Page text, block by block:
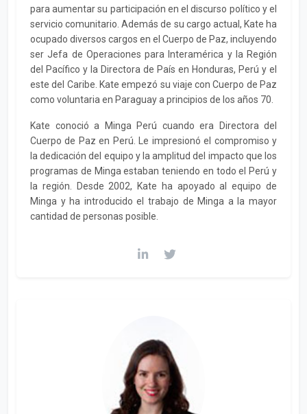
para aumentar su participación en el discurso político y el
servicio comunitario. Además de su cargo actual, Kate ha
ocupado diversos cargos en el Cuerpo de Paz, incluyendo
ser Jefa de Operaciones para Interamérica y la Región
del Pacífico y la Directora de País en Honduras, Perú y el
este del Caribe. Kate empezó su viaje con Cuerpo de Paz
como voluntaria en Paraguay a principios de los años 70.
Kate conoció a Minga Perú cuando era Directora del
Cuerpo de Paz en Perú. Le impresionó el compromiso y
la dedicación del equipo y la amplitud del impacto que los
programas de Minga estaban teniendo en todo el Perú y
la región. Desde 2002, Kate ha apoyado al equipo de
Minga y ha introducido el trabajo de Minga a la mayor
cantidad de personas posible.